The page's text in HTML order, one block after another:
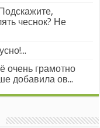
чеснок? Не
очень грамотно
добавила ов...